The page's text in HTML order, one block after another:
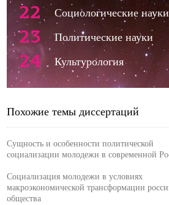
22 Социологические науки
23 Политические науки
24 Культурология
Похожие темы диссертаций
Сущность и особенности политической
социализации молодежи в современной
Социализация молодежи в условиях
макроэкономической трансформации
общества